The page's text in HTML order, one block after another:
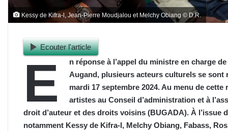
Kessy de Kifra-l, Jean-Pierre Moudjalou et Melchy Obiang © D.R.
Ecouter l'article
E
n réponse à l’appel du ministre en charge
Augand, plusieurs acteurs culturels se sont
mardi 17 septembre 2024. Au menu de
artistes au Conseil d’administration et à
droit d’auteur et des droits voisins (BUGADA). À l’issue
notamment Kessy de Kifra-l, Melchy Obiang, Fabass,